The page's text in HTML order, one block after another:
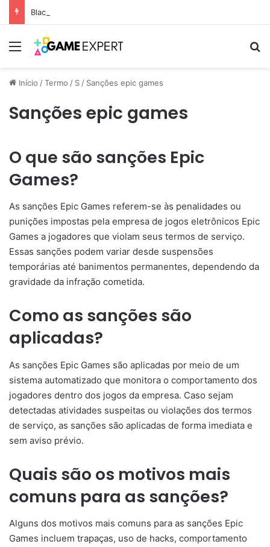
Black Friday: descontos incríveis em eletrônicos
Menu
Início /Termo / S / Sanções epic games
Sanções epic games
O que são sanções Epic
Games?
As sanções Epic Games referem-se às penalidades ou
punições impostas pela empresa de jogos eletrônicos Epic
Games a jogadores que violam seus termos de serviço.
Essas sanções podem variar desde suspensões
temporárias até banimentos permanentes, dependendo da
gravidade da infração cometida.
Como as sanções são
aplicadas?
As sanções Epic Games são aplicadas por meio de um
sistema automatizado que monitora o comportamento dos
jogadores dentro dos jogos da empresa. Caso sejam
detectadas atividades suspeitas ou violações dos termos
de serviço, as sanções são aplicadas de forma imediata e
sem aviso prévio.
Quais são os motivos mais
comuns para as sanções?
Alguns dos motivos mais comuns para as sanções Epic
Games incluem trapaças, uso de hacks, comportamento